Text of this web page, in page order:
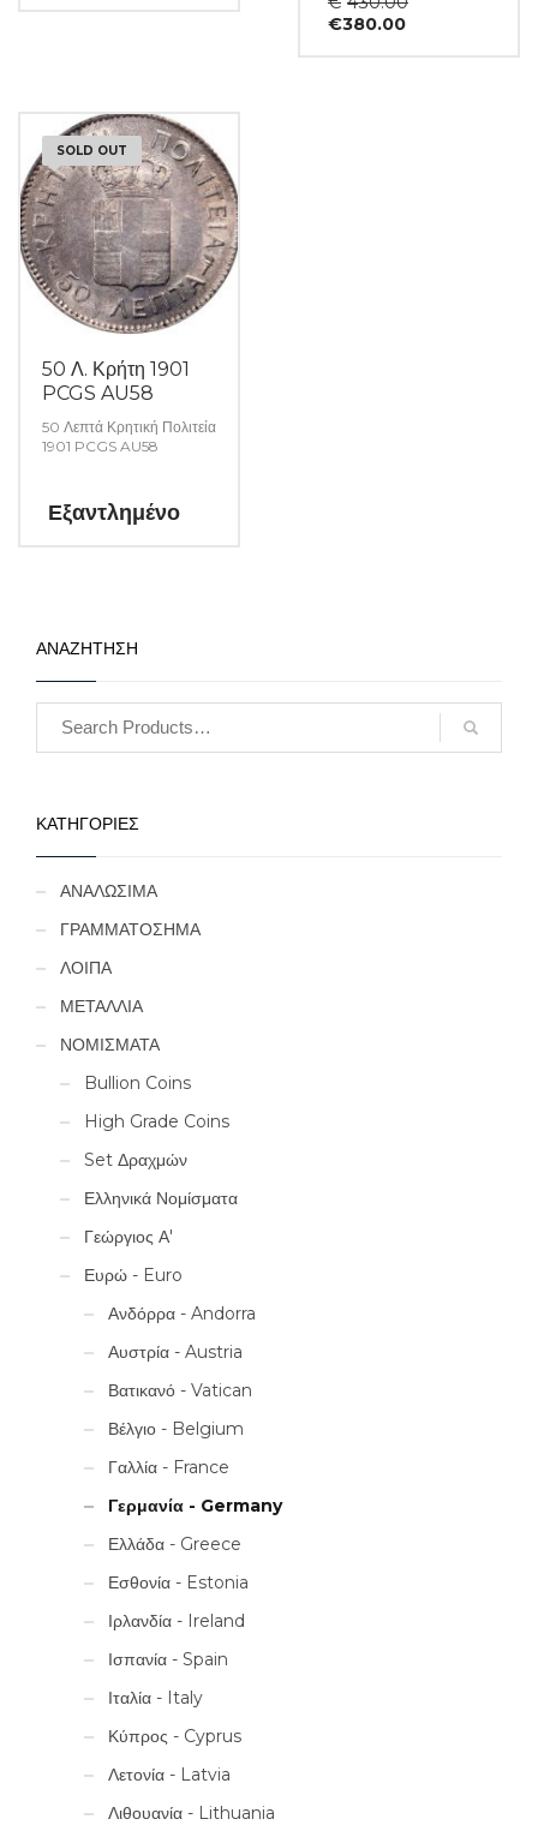
€380.00
SOLD OUT
50 Λ. Κρήτη 1901
PCGS AU58
50 Λεπτά Κρητική Πολιτεία
1901 PCGS AU58
Εξαντλημένο
ΑΝΑΖΗΤΗΣΗ
ΚΑΤΗΓΟΡΙΕΣ
ΑΝΑΛΩΣΙΜΑ
ΓΡΑΜΜΑΤΟΣΗΜΑ
ΛΟΙΠΑ
ΜΕΤΑΛΛΙΑ
ΝΟΜΙΣΜΑΤΑ
Bullion Coins
High Grade Coins
Set Δραχμών
Ελληνικά Νομίσματα
Γεώργιος Α'
Ευρώ - Euro
Ανδόρρα - Andorra
Αυστρία - Austria
Βατικανό - Vatican
Βέλγιο - Belgium
Γαλλία - France
Γερμανία - Germany
Ελλάδα - Greece
Εσθονία - Estonia
Ιρλανδία - Ireland
Ισπανία - Spain
Ιταλία - Italy
Κύπρος - Cyprus
Λετονία - Latvia
Λιθουανία - Lithuania